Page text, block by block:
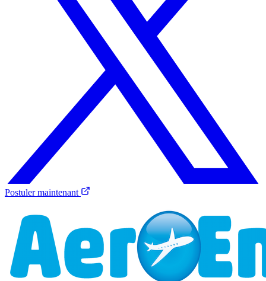
Postuler maintenant